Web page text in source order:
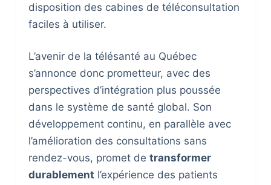
disposition des cabines de téléconsultation
faciles à utiliser.
L’avenir de la télésanté au Québec
s’annonce donc prometteur, avec des
perspectives d’intégration plus poussée
dans le système de santé global. Son
développement continu, en parallèle avec
l’amélioration des consultations sans
rendez-vous, promet de transformer
durablement l’expérience des patients